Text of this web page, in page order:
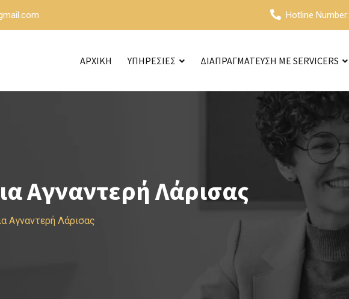
Hotline Number:
ΑΡΧΙΚΗ ΥΠΗΡΕΣΙΕΣ ΔΙΑΠΡΑΓΜΑΤΕΥΣΗ ΜΕ SERVICERS
Αγναντερή Λάρισας
Αγναντερή Λάρισας